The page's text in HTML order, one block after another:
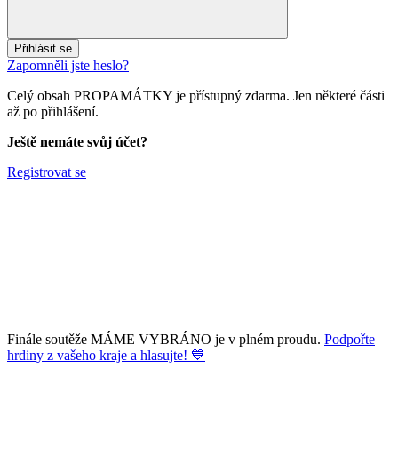
Přihlásit se
Zapomněli jste heslo?
Celý obsah PROPAMÁTKY je přístupný zdarma. Jen některé části
až po přihlášení.
Ještě nemáte svůj účet?
Registrovat se
Finále soutěže MÁME VYBRÁNO je v plném proudu. Podpořte
hrdiny z vašeho kraje a hlasujte! 💙